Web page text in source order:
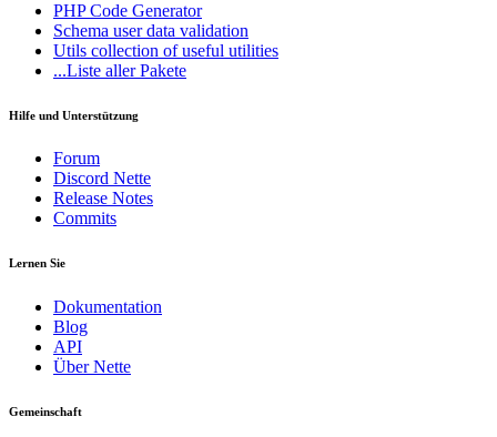
PHP Code Generator
Schema user data validation
Utils collection of useful utilities
...Liste aller Pakete
Hilfe und Unterstützung
Forum
Discord Nette
Release Notes
Commits
Lernen Sie
Dokumentation
Blog
API
Über Nette
Gemeinschaft